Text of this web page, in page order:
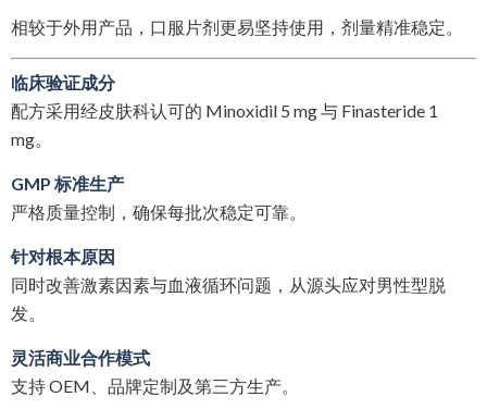
相较于外用产品，口服片剂更易坚持使用，剂量精准稳定。
临床验证成分
配方采用经皮肤科认可的 Minoxidil 5 mg 与 Finasteride 1
mg。
GMP 标准生产
严格质量控制，确保每批次稳定可靠。
针对根本原因
同时改善激素因素与血液循环问题，从源头应对男性型脱
发。
灵活商业合作模式
支持 OEM、品牌定制及第三方生产。